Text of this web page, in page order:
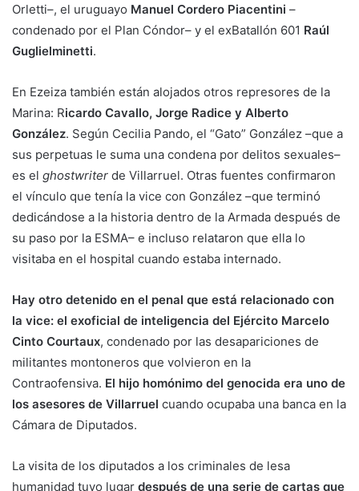
Orletti–, el uruguayo Manuel Cordero Piacentini –
condenado por el Plan Cóndor– y el exBatallón 601 Raúl
Guglielminetti.
En Ezeiza también están alojados otros represores de la
Marina: Ricardo Cavallo, Jorge Radice y Alberto
González. Según Cecilia Pando, el “Gato” González –que a
sus perpetuas le suma una condena por delitos sexuales–
es el ghostwriter de Villarruel. Otras fuentes confirmaron
el vínculo que tenía la vice con González –que terminó
dedicándose a la historia dentro de la Armada después de
su paso por la ESMA– e incluso relataron que ella lo
visitaba en el hospital cuando estaba internado.
Hay otro detenido en el penal que está relacionado con
la vice: el exoficial de inteligencia del Ejército Marcelo
Cinto Courtaux, condenado por las desapariciones de
militantes montoneros que volvieron en la
Contraofensiva. El hijo homónimo del genocida era uno de
los asesores de Villarruel cuando ocupaba una banca en la
Cámara de Diputados.
La visita de los diputados a los criminales de lesa
humanidad tuvo lugar después de una serie de cartas que